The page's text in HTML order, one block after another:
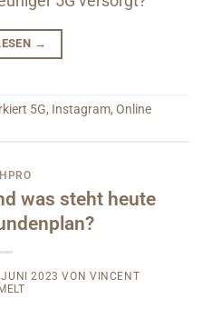
→
5G, Instagram, Online
was steht heute
2023 VON VINCENT